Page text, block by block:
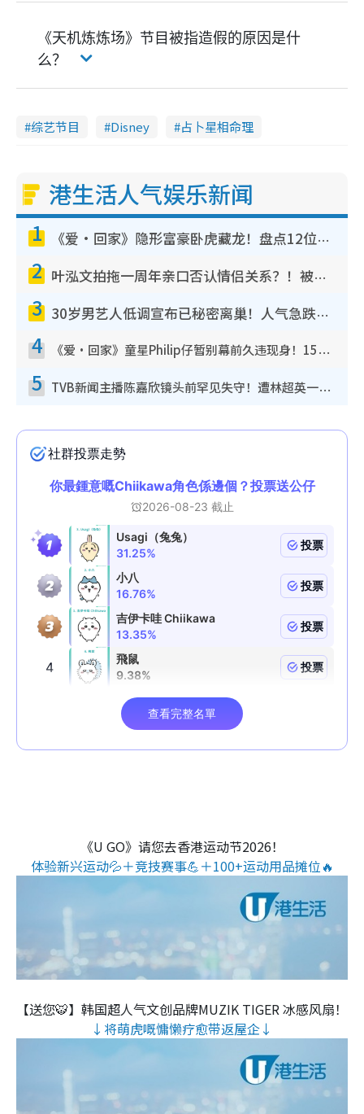
《天机炼炼场》节目被指造假的原因是什
么？
综艺节目 Disney 占卜星相命理
港生活人气娱乐新闻
1 《爱·回家》隐形富豪卧虎藏龙！盘点12位财气逼人的有钱艺人：这位美女3亿身家不愁做
2 叶泓文拍拖一周年亲口否认情侣关系？！被质疑感情造假竟称GM“普通同事”
3 30岁男艺人低调宣布已秘密离巢！人气急跌变失踪人口：“这几年过得并不容易”
4 《爱·回家》童星Philip仔暂别幕前久违现身！15岁近况暴风成长长高变帅气少年
5 TVB新闻主播陈嘉欣镜头前罕见失守！遭林超英一句话突袭吓坏当场大笑
《U GO》请您去香港运动节2026！
体验新兴运动💦＋竞技赛事💪＋100+运动用品摊位🔥
【送您🐯】韩国超人气文创品牌MUZIK TIGER 冰感风扇！
↓将萌虎嘅慵懒疗愈带返屋企↓